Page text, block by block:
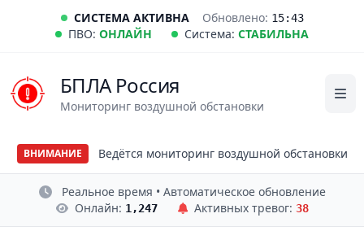
СИСТЕМА АКТИВНА Обновлено: 15:43
ПВО: ОНЛАЙН Система: СТАБИЛЬНА
БПЛА Россия
Мониторинг воздушной обстановки
ВНИМАНИЕ Ведётся мониторинг воздушной обстановки
Реальное время • Автоматическое обновление
Онлайн: 1,247 Активных тревог: 38